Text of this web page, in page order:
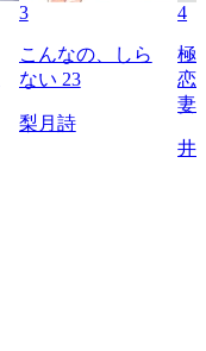
3
こんなの、しら
ない 23
梨月詩
4
極
恋
妻
井